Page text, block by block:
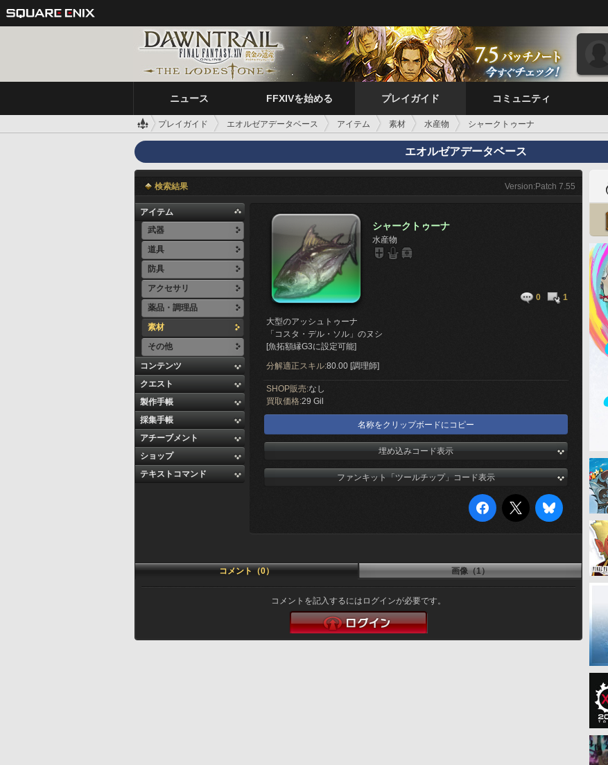
ニュース FFXIVを始める プレイガイド コミュニティ
プレイガイド エオルゼアデータベース アイテム 素材 水産物 シャークトゥーナ
エオルゼアデータベース
検索結果 Version:Patch 7.55
アイテム
武器
道具
防具
アクセサリ
薬品・調理品
素材
その他
コンテンツ
クエスト
製作手帳
採集手帳
アチーブメント
ショップ
テキストコマンド
シャークトゥーナ
水産物
0 1
大型のアッシュトゥーナ
「コスタ・デル・ソル」のヌシ
[魚拓額縁G3に設定可能]
分解適正スキル:80.00 [調理師]
SHOP販売:なし
買取価格:29 Gil
名称をクリップボードにコピー
埋め込みコード表示
ファンキット「ツールチップ」コード表示
コメント（0） 画像（1）
コメントを記入するにはログインが必要です。